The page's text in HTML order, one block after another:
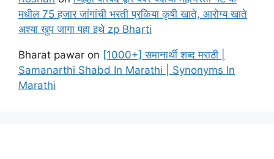
मधील 75 हजार जांगांची भरती प्रकिया कृषी खाते, आरोग्य खाते
अश्या खुप जागा पहा इथे zp Bharti
Bharat pawar on [1000+] समानार्थी शब्द मराठी |
Samanarthi Shabd In Marathi | Synonyms In
Marathi